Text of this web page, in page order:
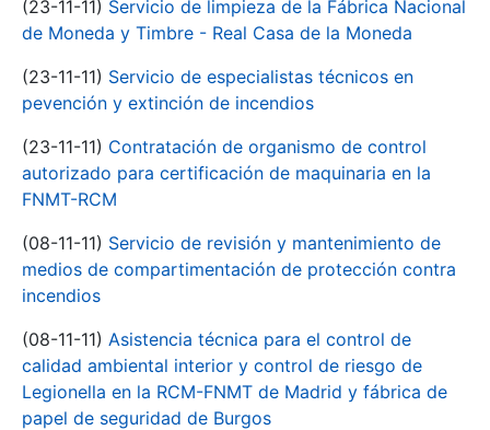
(23-11-11) Servicio de limpieza de la Fábrica Nacional
de Moneda y Timbre - Real Casa de la Moneda
(23-11-11) Servicio de especialistas técnicos en
pevención y extinción de incendios
(23-11-11) Contratación de organismo de control
autorizado para certificación de maquinaria en la
FNMT-RCM
(08-11-11) Servicio de revisión y mantenimiento de
medios de compartimentación de protección contra
incendios
(08-11-11) Asistencia técnica para el control de
calidad ambiental interior y control de riesgo de
Legionella en la RCM-FNMT de Madrid y fábrica de
papel de seguridad de Burgos